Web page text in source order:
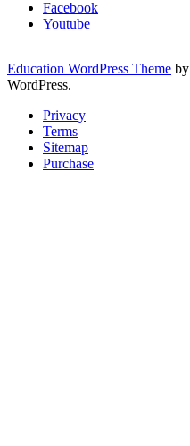
Facebook
Youtube
Education WordPress Theme by
WordPress.
Privacy
Terms
Sitemap
Purchase